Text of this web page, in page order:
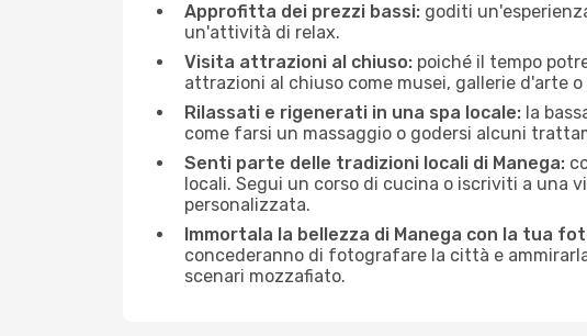
Approfitta dei prezzi bassi: goditi
un'attività di relax.
Visita attrazioni al chiuso: poiché il tempo
attrazioni al chiuso come musei, gallerie d'arte
Rilassati e rigenerati in una spa locale: la
come farsi un massaggio o godersi alcuni
Senti parte delle tradizioni locali di Manega:
locali. Segui un corso di cucina o iscriviti a una
personalizzata.
Immortala la bellezza di Manega con la tua
concederanno di fotografare la città e
scenari mozzafiato.